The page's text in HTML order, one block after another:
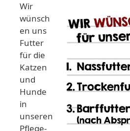
Wir
wünsch
en uns
Futter
für die
Katzen
und
Hunde
in
unseren
Pflege-